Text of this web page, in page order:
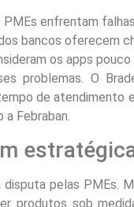
PMEs enfrentam
bancos oferecem
os apps
problemas. O
de atendimento
Febraban.
pelas PMEs.
produtos sob